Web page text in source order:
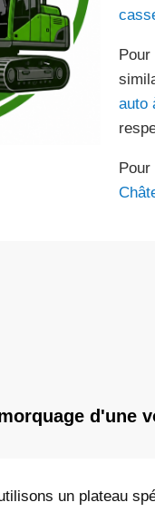
auto
d'une
un plateau